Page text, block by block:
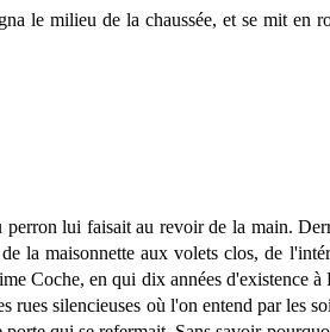
le milieu de la chaussée, et se mit
lui faisait au revoir de la main.
la maisonnette aux volets clos, de
Coche, en qui dix années d'existence
rues silencieuses où l'on entend par les